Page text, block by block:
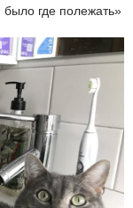
где полежать»